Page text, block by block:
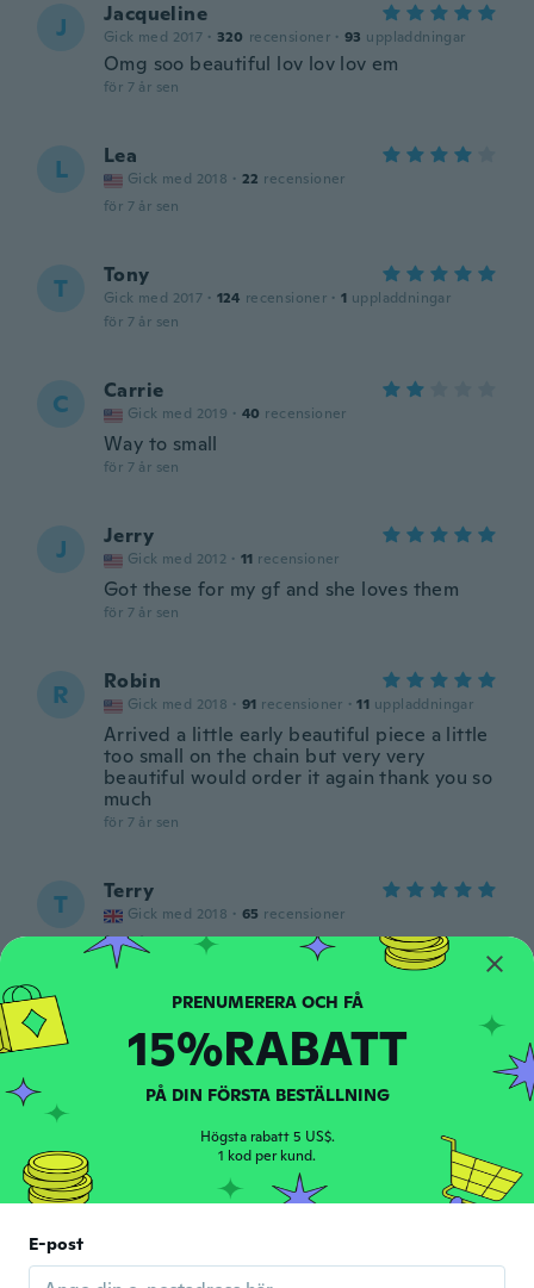
J Jacqueline
Gick med 2017 · 320 recensioner · 93 uppladdningar
Omg soo beautiful lov lov lov em
för 7 år sen
L Lea
Gick med 2018 · 22 recensioner
för 7 år sen
T Tony
Gick med 2017 · 124 recensioner · 1 uppladdningar
för 7 år sen
C Carrie
Gick med 2019 · 40 recensioner
Way to small
för 7 år sen
J Jerry
Gick med 2012 · 11 recensioner
Got these for my gf and she loves them
för 7 år sen
R Robin
Gick med 2018 · 91 recensioner · 11 uppladdningar
Arrived a little early beautiful piece a little
too small on the chain but very very
beautiful would order it again thank you so
much
för 7 år sen
T Terry
Gick med 2018 · 65 recensioner
för 7 år sen
S Gick med 2015 · 30 recensioner · 1 uppladdningar
Lovely
för 7 år sen
K
recensioner
för 7 år sen
Robert
PRENUMERERA OCH FÅ
15%RABATT
PÅ DIN FÖRSTA BESTÄLLNING
Högsta rabatt 5 US$.
1 kod per kund.
E-post